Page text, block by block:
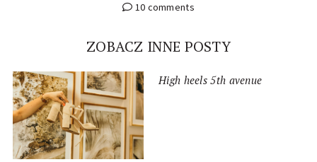
10 comments
ZOBACZ INNE POSTY
High heels 5th avenue